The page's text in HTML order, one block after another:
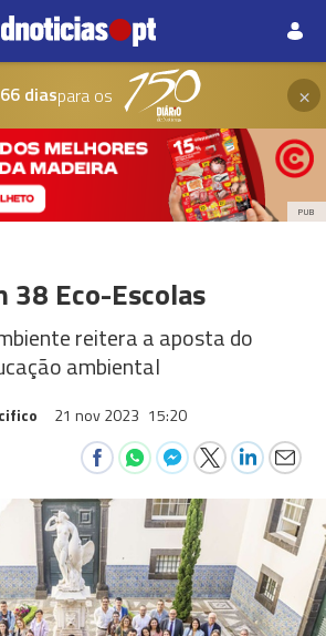
66 diaspara os ×
PUB
38 Eco-Escolas
reitera a aposta do
ambiental
21 nov 2023 15:20